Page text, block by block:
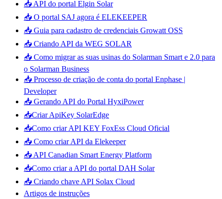
📥 API do portal Elgin Solar
📥 O portal SAJ agora é ELEKEEPER
📥 Guia para cadastro de credenciais Growatt OSS
📥 Criando API da WEG SOLAR
📥 Como migrar as suas usinas do Solarman Smart e 2.0 para
o Solarman Business
📥 Processo de criação de conta do portal Enphase |
Developer
📥 Gerando API do Portal HyxiPower
📥Criar ApiKey SolarEdge
📥Como criar API KEY FoxEss Cloud Oficial
📥 Como criar API da Elekeeper
📥 API Canadian Smart Energy Platform
📥Como criar a API do portal DAH Solar
📥 Criando chave API Solax Cloud
Artigos de instruções